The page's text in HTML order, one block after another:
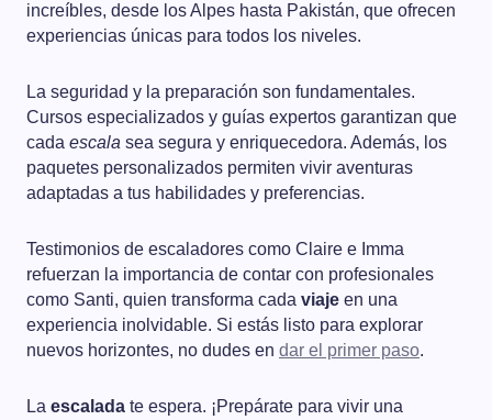
increíbles, desde los Alpes hasta Pakistán, que ofrecen
experiencias únicas para todos los niveles.
La seguridad y la preparación son fundamentales.
Cursos especializados y guías expertos garantizan que
cada escala sea segura y enriquecedora. Además, los
paquetes personalizados permiten vivir aventuras
adaptadas a tus habilidades y preferencias.
Testimonios de escaladores como Claire e Imma
refuerzan la importancia de contar con profesionales
como Santi, quien transforma cada viaje en una
experiencia inolvidable. Si estás listo para explorar
nuevos horizontes, no dudes en dar el primer paso.
La escalada te espera. ¡Prepárate para vivir una